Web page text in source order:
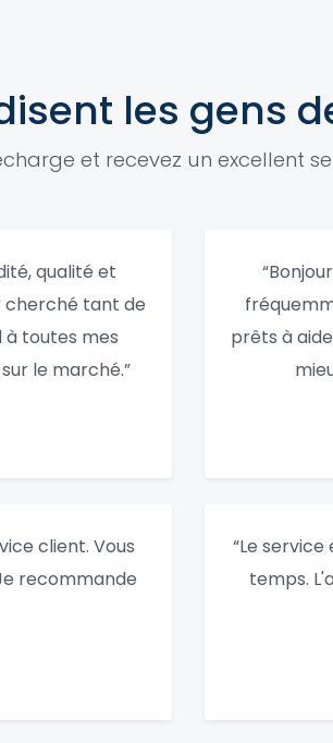
les gens
et recevez un excellent
qualité et
cherché tant de
à toutes mes
le marché.”
prêts à
client. Vous
recommande
“Le
temps.